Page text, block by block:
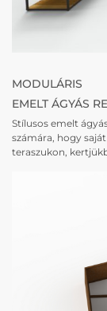
MODULÁRIS
EMELT ÁGYÁS
Stílusos emelt
számára, hogy
teraszukon,